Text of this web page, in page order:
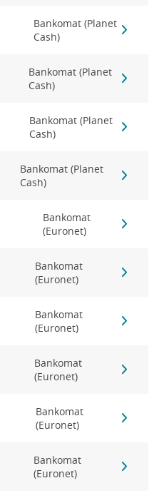
Bankomat (Planet
Cash)
Bankomat (Planet
Cash)
Bankomat (Planet
Cash)
Bankomat (Planet
Cash)
Bankomat
(Euronet)
Bankomat
(Euronet)
Bankomat
(Euronet)
Bankomat
(Euronet)
Bankomat
(Euronet)
Bankomat
(Euronet)